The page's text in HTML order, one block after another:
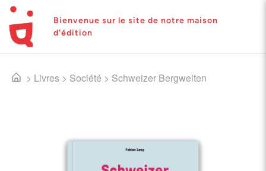
Bienvenue sur le site de notre maison
d'édition
> Livres > Société > Schweizer Bergwelten